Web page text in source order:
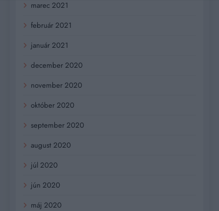
marec 2021
február 2021
január 2021
december 2020
november 2020
október 2020
september 2020
august 2020
júl 2020
jún 2020
máj 2020